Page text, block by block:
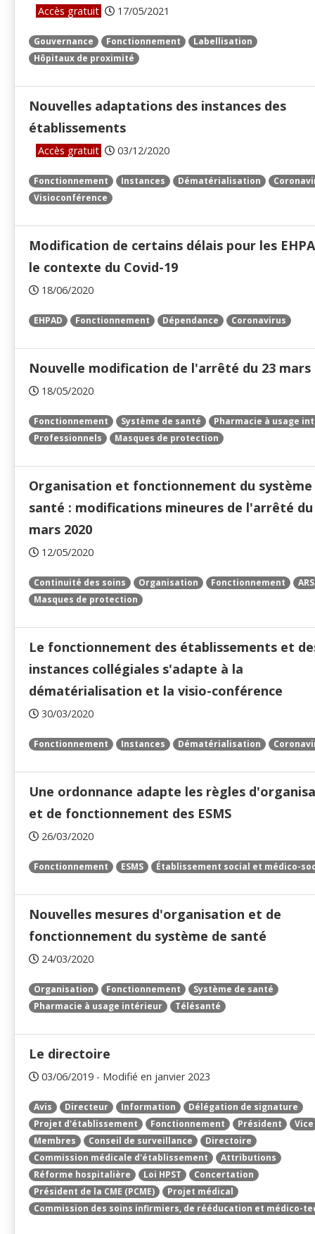
Accès gratuit 17/05/2021
Gouvernance Fonctionnement
Labellisation
Hôpitaux de proximité
Nouvelles adaptations des instances des
établissements
Accès gratuit 03/12/2020
Fonctionnement Instances Dématérialisation
Visioconférence
Modification de certains délais pour les
le contexte du Covid-19
18/06/2020
EHPAD Fonctionnement Dépendance Coronavirus
Nouvelle modification de l'arrêté du 23 mars
18/05/2020
Fonctionnement Système de santé
Pharmacie à usage
Professionnels
Masques de protection
Organisation et fonctionnement du système
santé : modifications mineures de l'arrêté du
mars 2020
12/05/2020
Continuité des soins Organisation Fonctionnement
ARS
Masques de protection
Le fonctionnement des établissements et
instances collégiales s'adapte à la
dématérialisation et la visio-conférence
30/03/2020
Fonctionnement Instances Dématérialisation
Une ordonnance adapte les règles
et de fonctionnement des ESMS
26/03/2020
Fonctionnement ESMS Établissement social et médico-
Nouvelles mesures d'organisation et de
fonctionnement du système de santé
24/03/2020
Organisation Fonctionnement
Système de santé
Pharmacie à usage intérieur
Télésanté
Le directoire
03/06/2019 - Modifié en janvier 2023
Avis Directeur Information
Délégation de signature
Projet d'établissement
Fonctionnement Président
Vice
Membres
Conseil de surveillance
Directoire
Commission médicale d'établissement
Attributions
Réforme hospitalière
Loi HPST
Concertation
Président de la CME (PCME)
Projet médical
Commission des soins infirmiers, de rééducation et médico-